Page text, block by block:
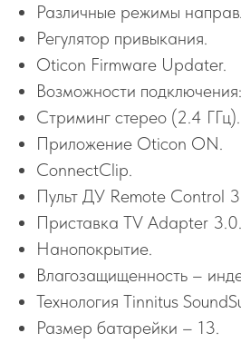
Различные режимы
Регулятор привыкания.
Oticon Firmware Updater.
Возможности подключения:
Стриминг стерео (2.4 ГГц).
Приложение Oticon ON.
ConnectClip.
Пульт ДУ Remote Control
Приставка TV Adapter 3.0.
Нанопокрытие.
Влагозащищенность –
Технология Tinnitus
Размер батарейки – 13.